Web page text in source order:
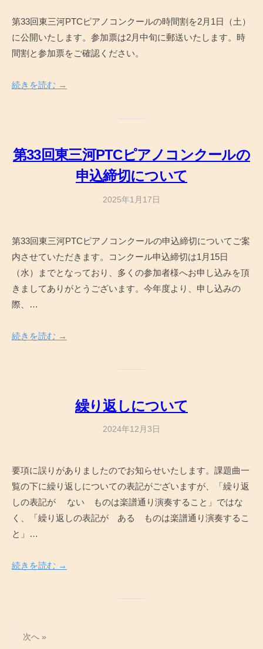
d
m
第33回東三河PTCピアノコンクールの時間割を2月1日（土）
に公開いたします。参加票は2月中旬に郵送いたします。時
間割と参加票をご確認ください。
続きを読む →
第33回東三河PTCピアノコンクールの
申込締切について
2025年1月17日
d
m
i
n
第33回東三河PTCピアノコンクールの申込締切についてご案
内させていただきます。コンクール申込締切は1月15日
（水）までとなっており、多くの参加者様へお申し込みを頂
きましてありがとうございます。今年度より、申し込みの
際、…
続きを読む →
繰り返しについて
2024年12月3日
d
m
i
n
要項に誤りがありましたのでお知らせいたします。課題曲一
覧の下に繰り返しについての表記がございますが、「繰り返
しの表記が ない ものは楽譜通り演奏すること」ではな
く、「繰り返しの表記が ある ものは楽譜通り演奏するこ
と」…
続きを読む →
次へ »